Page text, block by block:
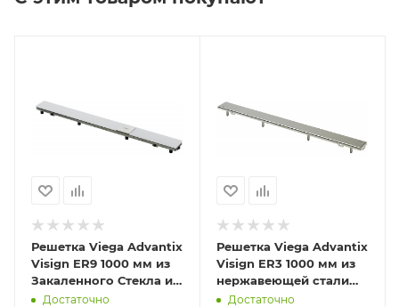
Решетка Viega Advantix
Visign ER9 1000 мм из
Закаленного Стекла и
нержавеющей стали
Достаточно
Решетка Viega Advantix
Visign ER3 1000 мм из
нержавеющей стали
цвет Глянцевый 589547
Достаточно